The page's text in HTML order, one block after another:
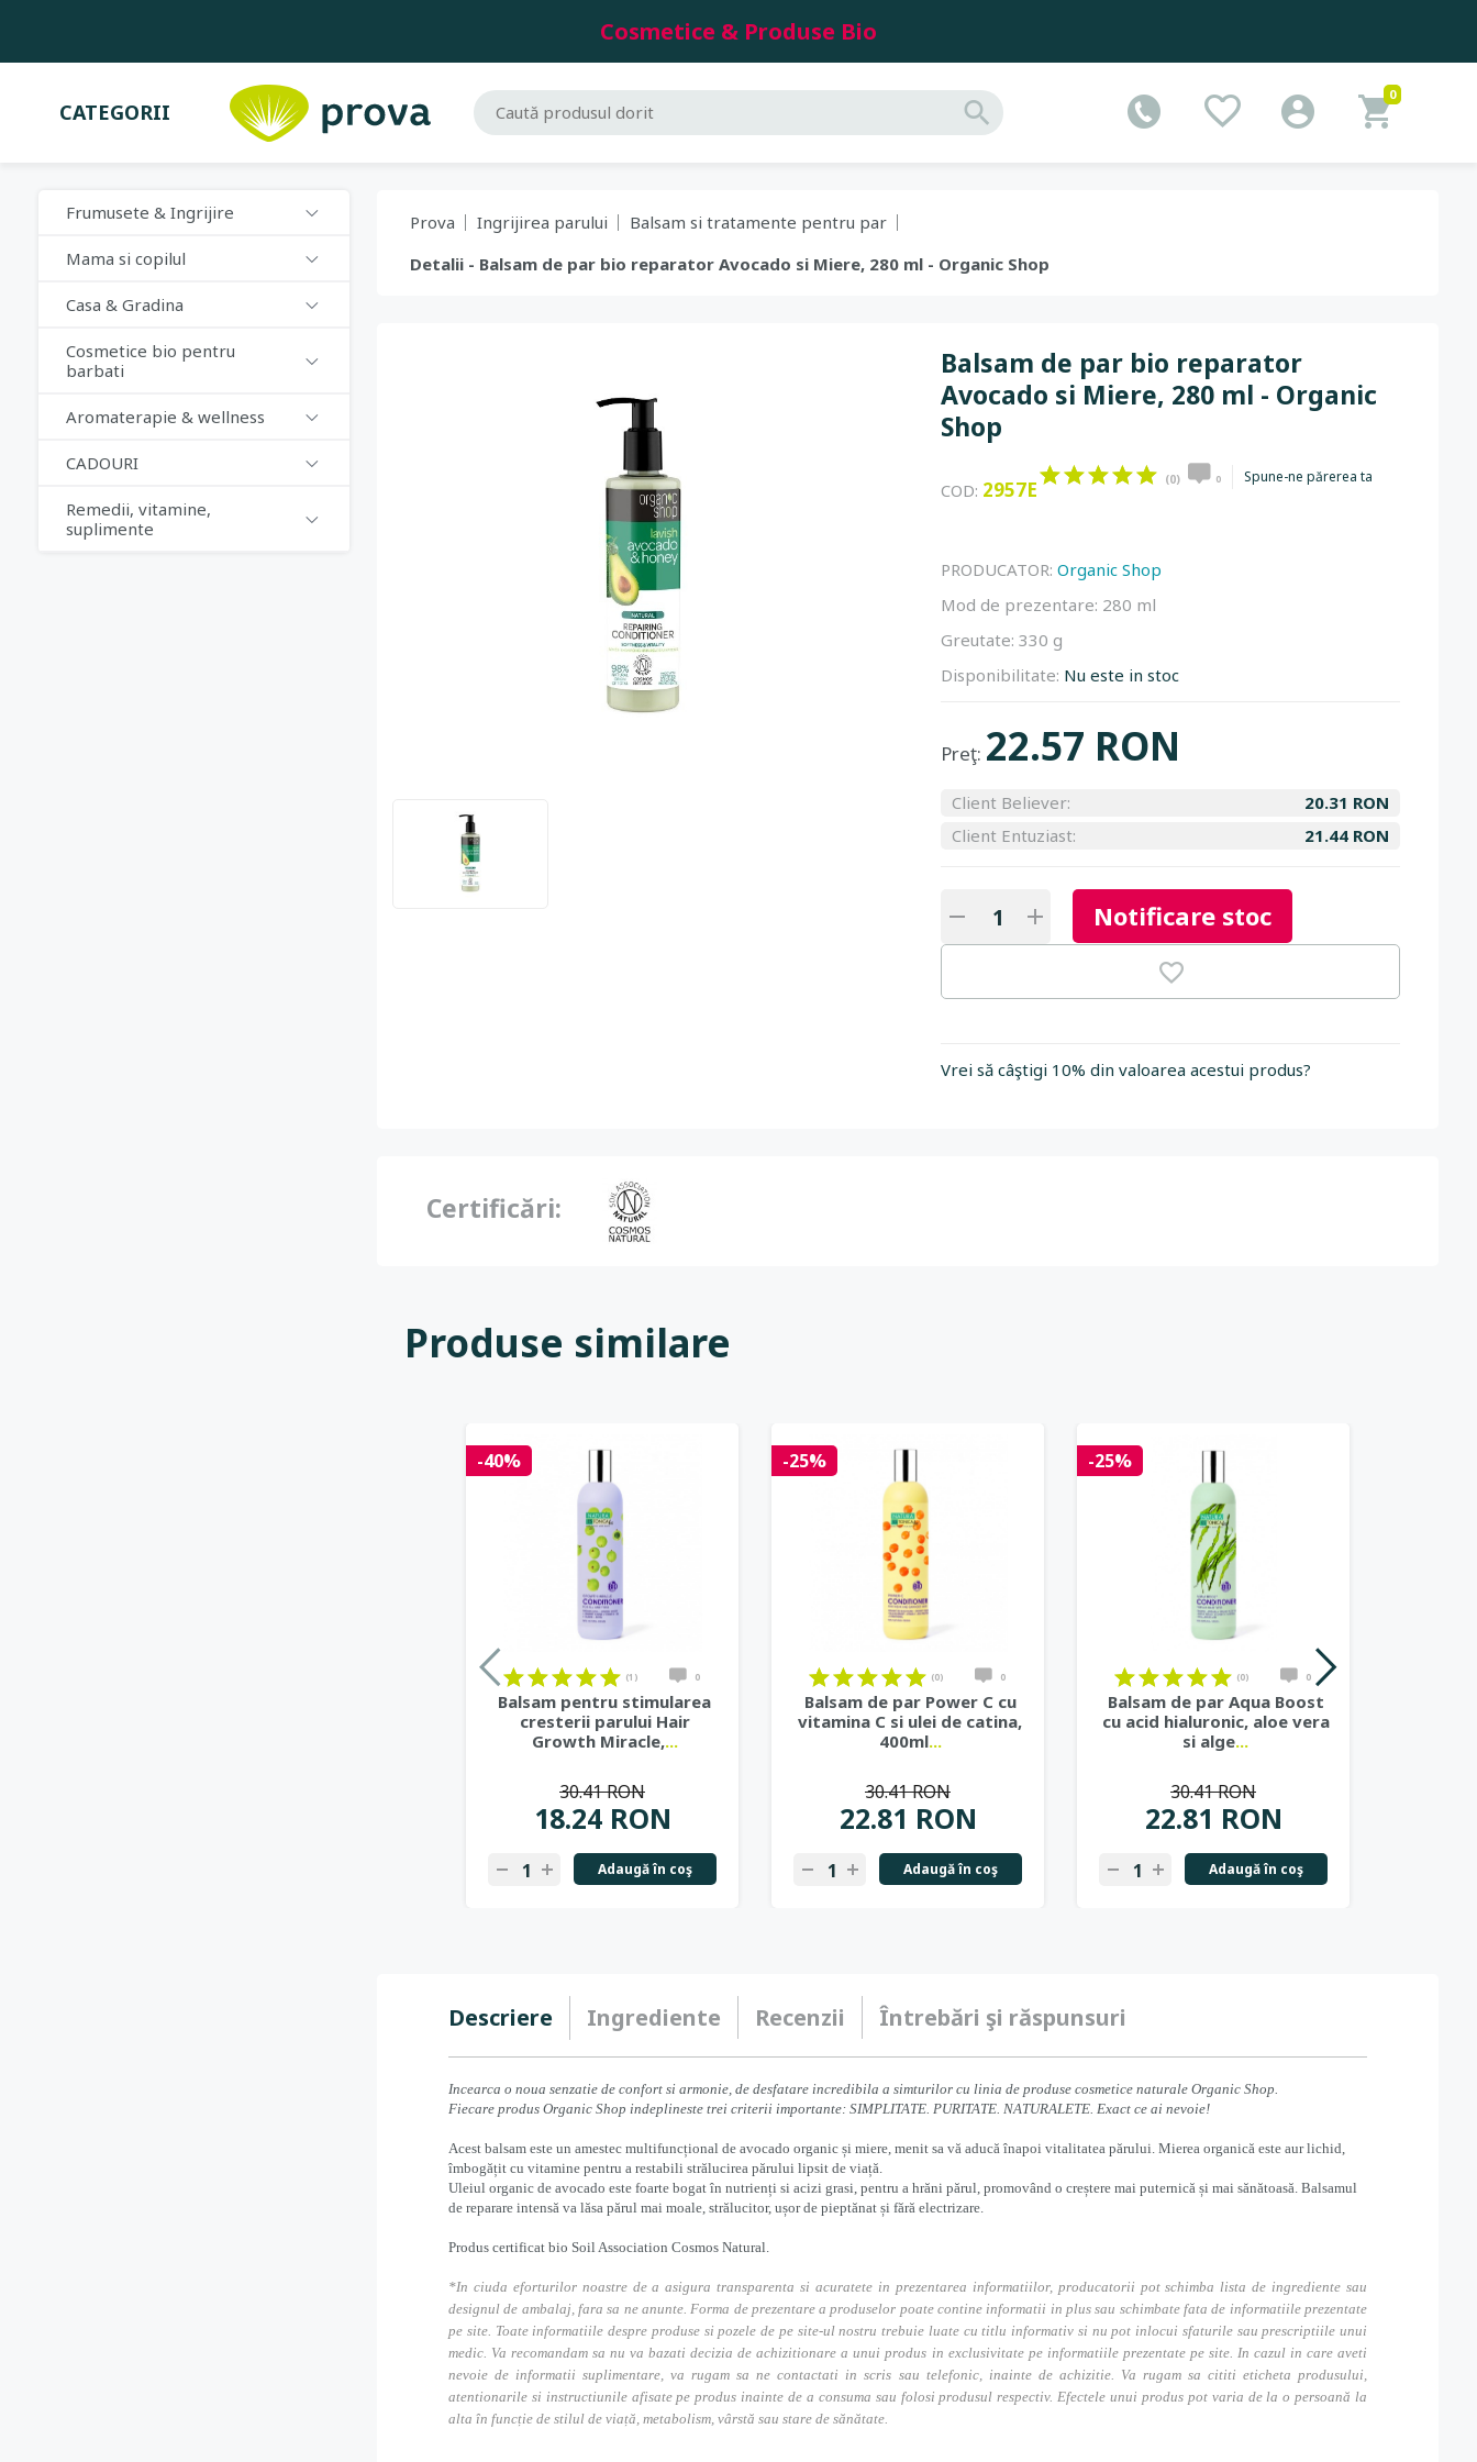
Cosmetice & Produse Bio
CATEGORII
0
Frumusete & Ingrijire
Mama si copilul
Casa & Gradina
Cosmetice bio pentru
barbati
Aromaterapie & wellness
CADOURI
Remedii, vitamine,
suplimente
Prova Ingrijirea parului
Balsam si tratamente pentru par
Detalii - Balsam de par bio reparator Avocado si Miere, 280 ml - Organic Shop
Balsam de par bio reparator
Avocado si Miere, 280 ml - Organic
Shop
COD: 2957E (0) 0 Spune-ne părerea ta
PRODUCATOR: Organic Shop
Mod de prezentare: 280 ml
Greutate: 330 g
Disponibilitate: Nu este in stoc
Preţ: 22.57 RON
Client Believer:
20.31 RON
Client Entuziast:
21.44 RON
Notificare stoc
Vrei să câştigi 10% din valoarea acestui produs?
Certificări:
Produse similare
-40%
(1) 0
Balsam pentru stimularea
cresterii parului Hair
Growth Miracle,...
18.24 RON
30.41 RON
Adaugă în coş
-25%
(0) 0
Balsam de par Power C cu
vitamina C si ulei de catina,
400ml...
22.81 RON
30.41 RON
Adaugă în coş
-25%
(0) 0
Balsam de par Aqua Boost
cu acid hialuronic, aloe vera
si alge...
22.81 RON
30.41 RON
Adaugă în coş
Descriere Ingrediente Recenzii Întrebări şi răspunsuri
Incearca o noua senzatie de confort si armonie, de desfatare incredibila a simturilor cu linia de produse cosmetice naturale Organic Shop.
Fiecare produs Organic Shop indeplineste trei criterii importante: SIMPLITATE. PURITATE. NATURALETE. Exact ce ai nevoie!
Acest balsam este un amestec multifuncțional de avocado organic și miere, menit sa vă aducă înapoi vitalitatea părului. Mierea organică este aur lichid,
îmbogățit cu vitamine pentru a restabili strălucirea părului lipsit de viață.
Uleiul organic de avocado este foarte bogat în nutrienți si acizi grasi, pentru a hrăni părul, promovând o creștere mai puternică și mai sănătoasă. Balsamul
de reparare intensă va lăsa părul mai moale, strălucitor, ușor de pieptănat și fără electrizare.
Produs certificat bio Soil Association Cosmos Natural.
*In ciuda eforturilor noastre de a asigura transparenta si acuratete in prezentarea informatiilor, producatorii pot schimba lista de ingrediente sau
designul de ambalaj, fara sa ne anunte. Forma de prezentare a produselor poate contine informatii in plus sau schimbate fata de informatiile prezentate
pe site. Toate informatiile despre produse si pozele de pe site-ul nostru trebuie luate cu titlu informativ si nu pot inlocui sfaturile sau prescriptiile unui
medic. Va recomandam sa nu va bazati decizia de achizitionare a unui produs in exclusivitate pe informatiile prezentate pe site. In cazul in care aveti
nevoie de informatii suplimentare, va rugam sa ne contactati in scris sau telefonic, inainte de achizitie. Va rugam sa cititi eticheta produsului,
atentionarile si instructiunile afisate pe produs inainte de a consuma sau folosi produsul respectiv. Efectele unui produs pot varia de la o persoană la
alta în funcție de stilul de viață, metabolism, vârstă sau stare de sănătate.